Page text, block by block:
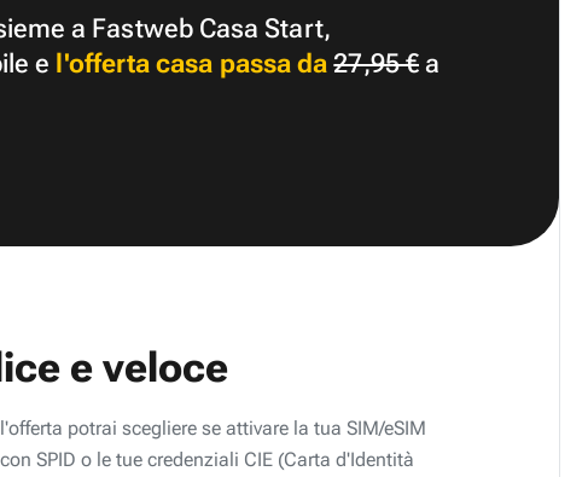
a Fastweb Casa Start,
e l'offerta casa passa da 27,95 €a
e veloce
potrai scegliere se attivare la tua SIM/eSIM
SPID o le tue credenziali CIE (Carta d'Identità